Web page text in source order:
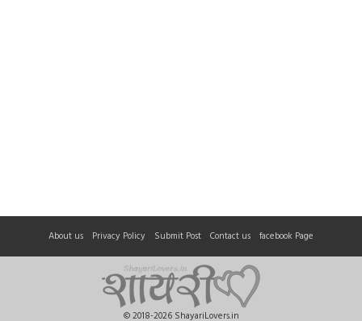
About us Privacy Policy Submit Post Contact us facebook Page
© 2018-2026 ShayariLovers.in